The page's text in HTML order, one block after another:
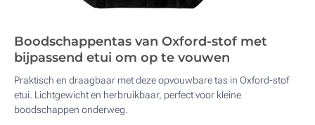
Boodschappentas van Oxford-stof met
bijpassend etui om op te vouwen
Praktisch en draagbaar met deze opvouwbare tas in Oxford-stof
etui. Lichtgewicht en herbruikbaar, perfect voor kleine
boodschappen onderweg.